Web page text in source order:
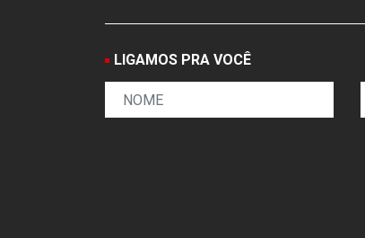
LIGAMOS PRA VOCÊ